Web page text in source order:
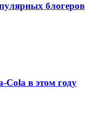
блогеров
Cola в этом году